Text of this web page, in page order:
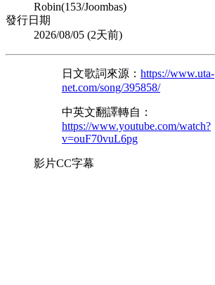
Robin(153/Joombas)
發行日期
2026/08/05 (2天前)
日文歌詞來源： https://www.uta-
net.com/song/395858/
中英文翻譯轉自：
https://www.youtube.com/watch?
v=ouF70vuL6pg
影片CC字幕